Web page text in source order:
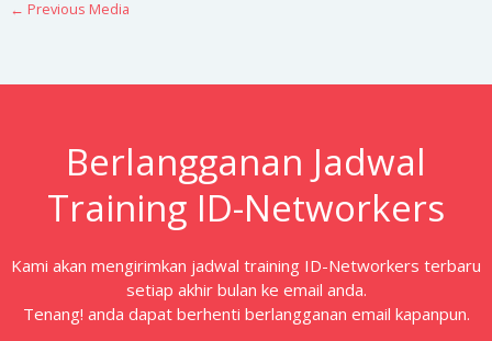
← Previous Media
Berlangganan Jadwal
Training ID-Networkers
Kami akan mengirimkan jadwal training ID-Networkers terbaru
setiap akhir bulan ke email anda.
Tenang! anda dapat berhenti berlangganan email kapanpun.